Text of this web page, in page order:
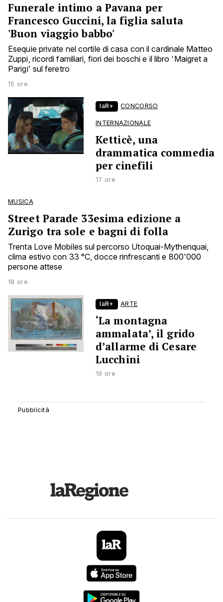
Funerale intimo a Pavana per
Francesco Guccini, la figlia saluta
'Buon viaggio babbo'
Esequie private nel cortile di casa con il cardinale Matteo
Zuppi, ricordi familiari, fiori dei boschi e il libro 'Maigret a
Parigi' sul feretro
15 ore
laR+ CONCORSO
INTERNAZIONALE
Ketticè, una
drammatica commedia
per cinefili
17 ore
MUSICA
Street Parade 33esima edizione a
Zurigo tra sole e bagni di folla
Trenta Love Mobiles sul percorso Utoquai-Mythenquai,
clima estivo con 33 °C, docce rinfrescanti e 800'000
persone attese
18 ore
laR+ ARTE
‘La montagna
ammalata’, il grido
d’allarme di Cesare
Lucchini
19 ore